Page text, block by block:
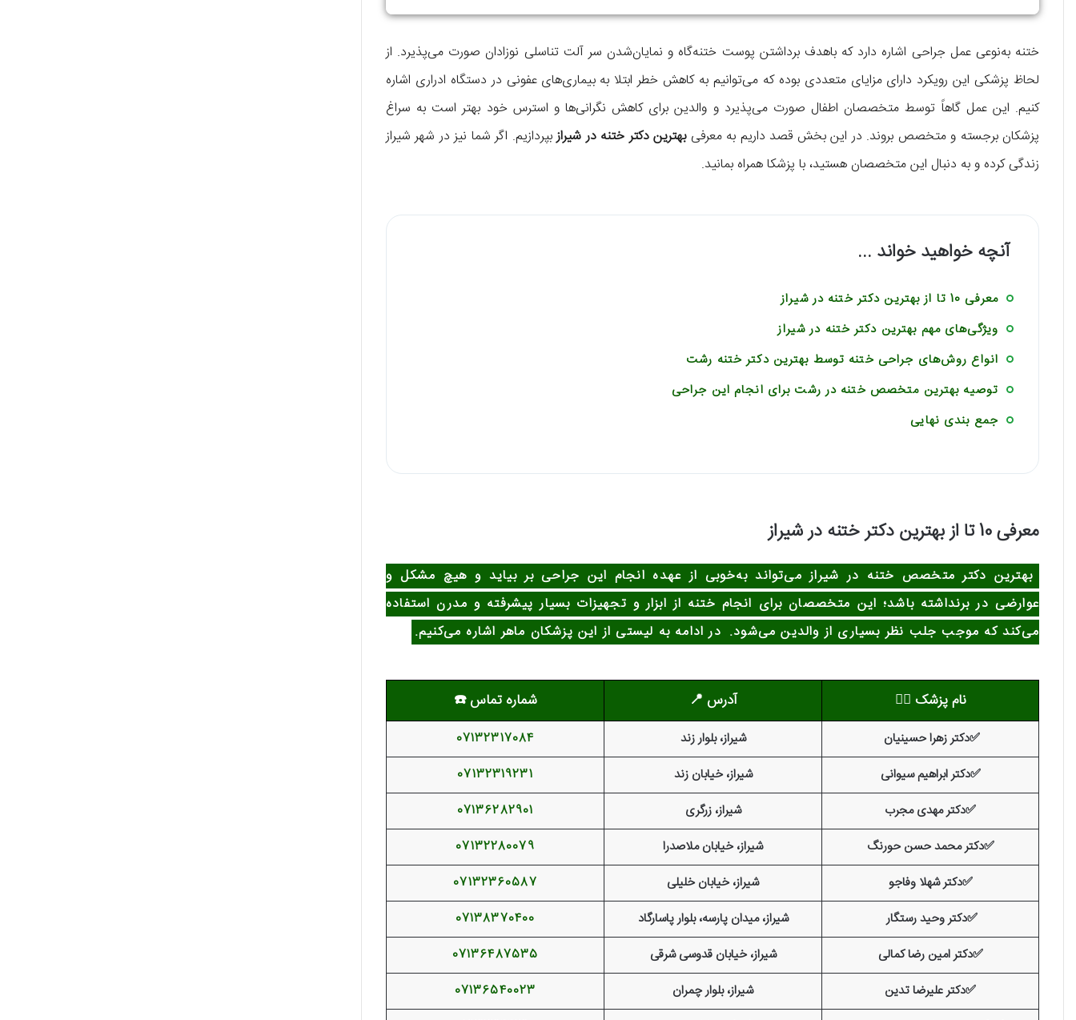
ختنه به‌نوعی عمل جراحی اشاره دارد که باهدف برداشتن پوست ختنه‌گاه و نمایان‌شدن سر آلت تناسلی نوزادان صورت می‌پذیرد. از
لحاظ پزشکی این رویکرد دارای مزایای متعددی بوده که می‌توانیم به کاهش خطر ابتلا به بیماری‌های عفونی در دستگاه ادراری اشاره
کنیم. این عمل گاهاً توسط متخصصان اطفال صورت می‌پذیرد و والدین برای کاهش نگرانی‌ها و استرس خود بهتر است به سراغ
پزشکان برجسته و متخصص بروند. در این بخش قصد داریم به معرفیبهترین دکتر ختنه در شیرازبپردازیم. اگر شما نیز در شهر شیراز
زندگی کرده و به دنبال این متخصصان هستید، با پزشکا همراه بمانید.
آنچه خواهید خواند ...
معرفی 10 تا از بهترین دکتر ختنه در شیراز
ویژگی‌های مهم بهترین دکتر ختنه در شیراز
انواع روش‌های جراحی ختنه توسط بهترین دکتر ختنه رشت
توصیه بهترین متخصص ختنه در رشت برای انجام این جراحی
جمع بندی نهایی
معرفی 10 تا از بهترین دکتر ختنه در شیراز
بهترین دکتر متخصص ختنه در شیراز می‌تواند به‌خوبی از عهده انجام این جراحی بر بیاید و هیچ مشکل و
عوارضی در برنداشته باشد؛ این متخصصان برای انجام ختنه از ابزار و تجهیزات بسیار پیشرفته و مدرن استفاده
می‌کند که موجب جلب نظر بسیاری از والدین می‌شود. در ادامه به لیستی از این پزشکان ماهر اشاره می‌کنیم.
نام پزشک 👨‍⚕️ آدرس 📍 شماره تماس☎️
✅دکتر زهرا حسینیان شیراز، بلوار زند
07132317084
✅دکتر ابراهیم سیوانی
شیراز، خیابان زند
07132319231
✅دکتر مهدی مجرب
شیراز، زرگری
07136282901
✅دکتر محمد حسن حورنگ
شیراز، خیابان ملاصدرا
07132280079
✅دکتر شهلا وفاجو
شیراز، خیابان خلیلی
07132360587
✅دکتر وحید رستگار
شیراز، میدان پارسه، بلوار پاسارگاد
07138370400
✅دکتر امین رضا کمالی
شیراز، خیابان قدوسی شرقی
07136487535
✅دکتر علیرضا تدین
شیراز، بلوار چمران
07136540023